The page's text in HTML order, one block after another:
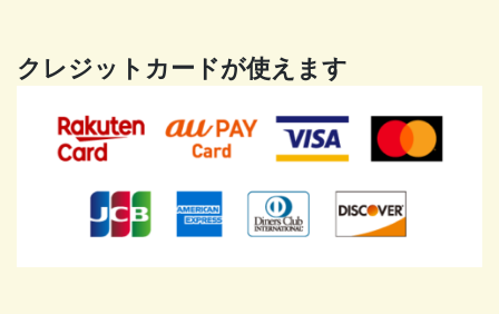
クレジットカードが使えます